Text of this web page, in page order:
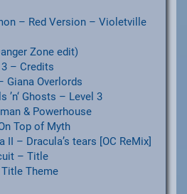
– Red Version – Violetville
Zone edit)
– Credits
Giana Overlords
’n‘ Ghosts – Level 3
& Powerhouse
Top of Myth
II – Dracula’s tears [OC ReMix]
– Title
Theme